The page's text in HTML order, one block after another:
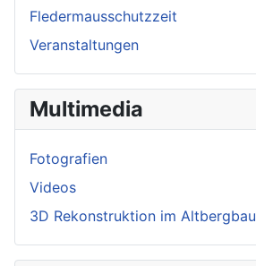
Fledermausschutzzeit
Veranstaltungen
Multimedia
Fotografien
Videos
3D Rekonstruktion im Altbergbau